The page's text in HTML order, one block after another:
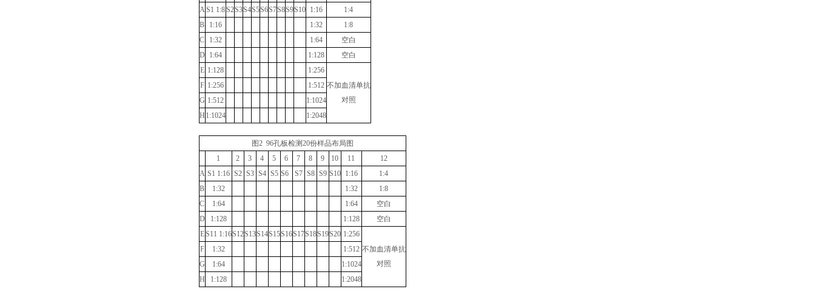
AS1 1:8S2S3S4S5S6S7S8S9S10 1:16
1:4
B
1:16 1:32
1:8
C
1:32 1:64
空白
D
1:64 1:128
空白
E 1:128
1:256
不加血清单抗
对照
F 1:256
1:512
G 1:512
1:1024
H 1:1024 1:2048
图2 96孔板检测20份样品布局图
1
2 3 4 5 6 7 8 9 10 11
12
A S1 1:16 S2 S3 S4 S5 S6 S7 S8 S9 S10 1:16
1:4
B
1:32 1:32
1:8
C
1:64 1:64
空白
D
1:128 1:128
空白
ES11 1:16S12S13S14S15S16S17S18S19S20 1:256
不加血清单抗
对照
F 1:32
1:512
G
1:64
1:1024
H
1:128 1:2048